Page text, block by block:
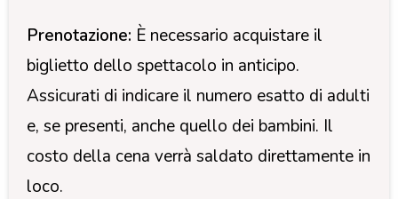
Prenotazione: È necessario acquistare il
biglietto dello spettacolo in anticipo.
Assicurati di indicare il numero esatto di adulti
e, se presenti, anche quello dei bambini. Il
costo della cena verrà saldato direttamente in
loco.